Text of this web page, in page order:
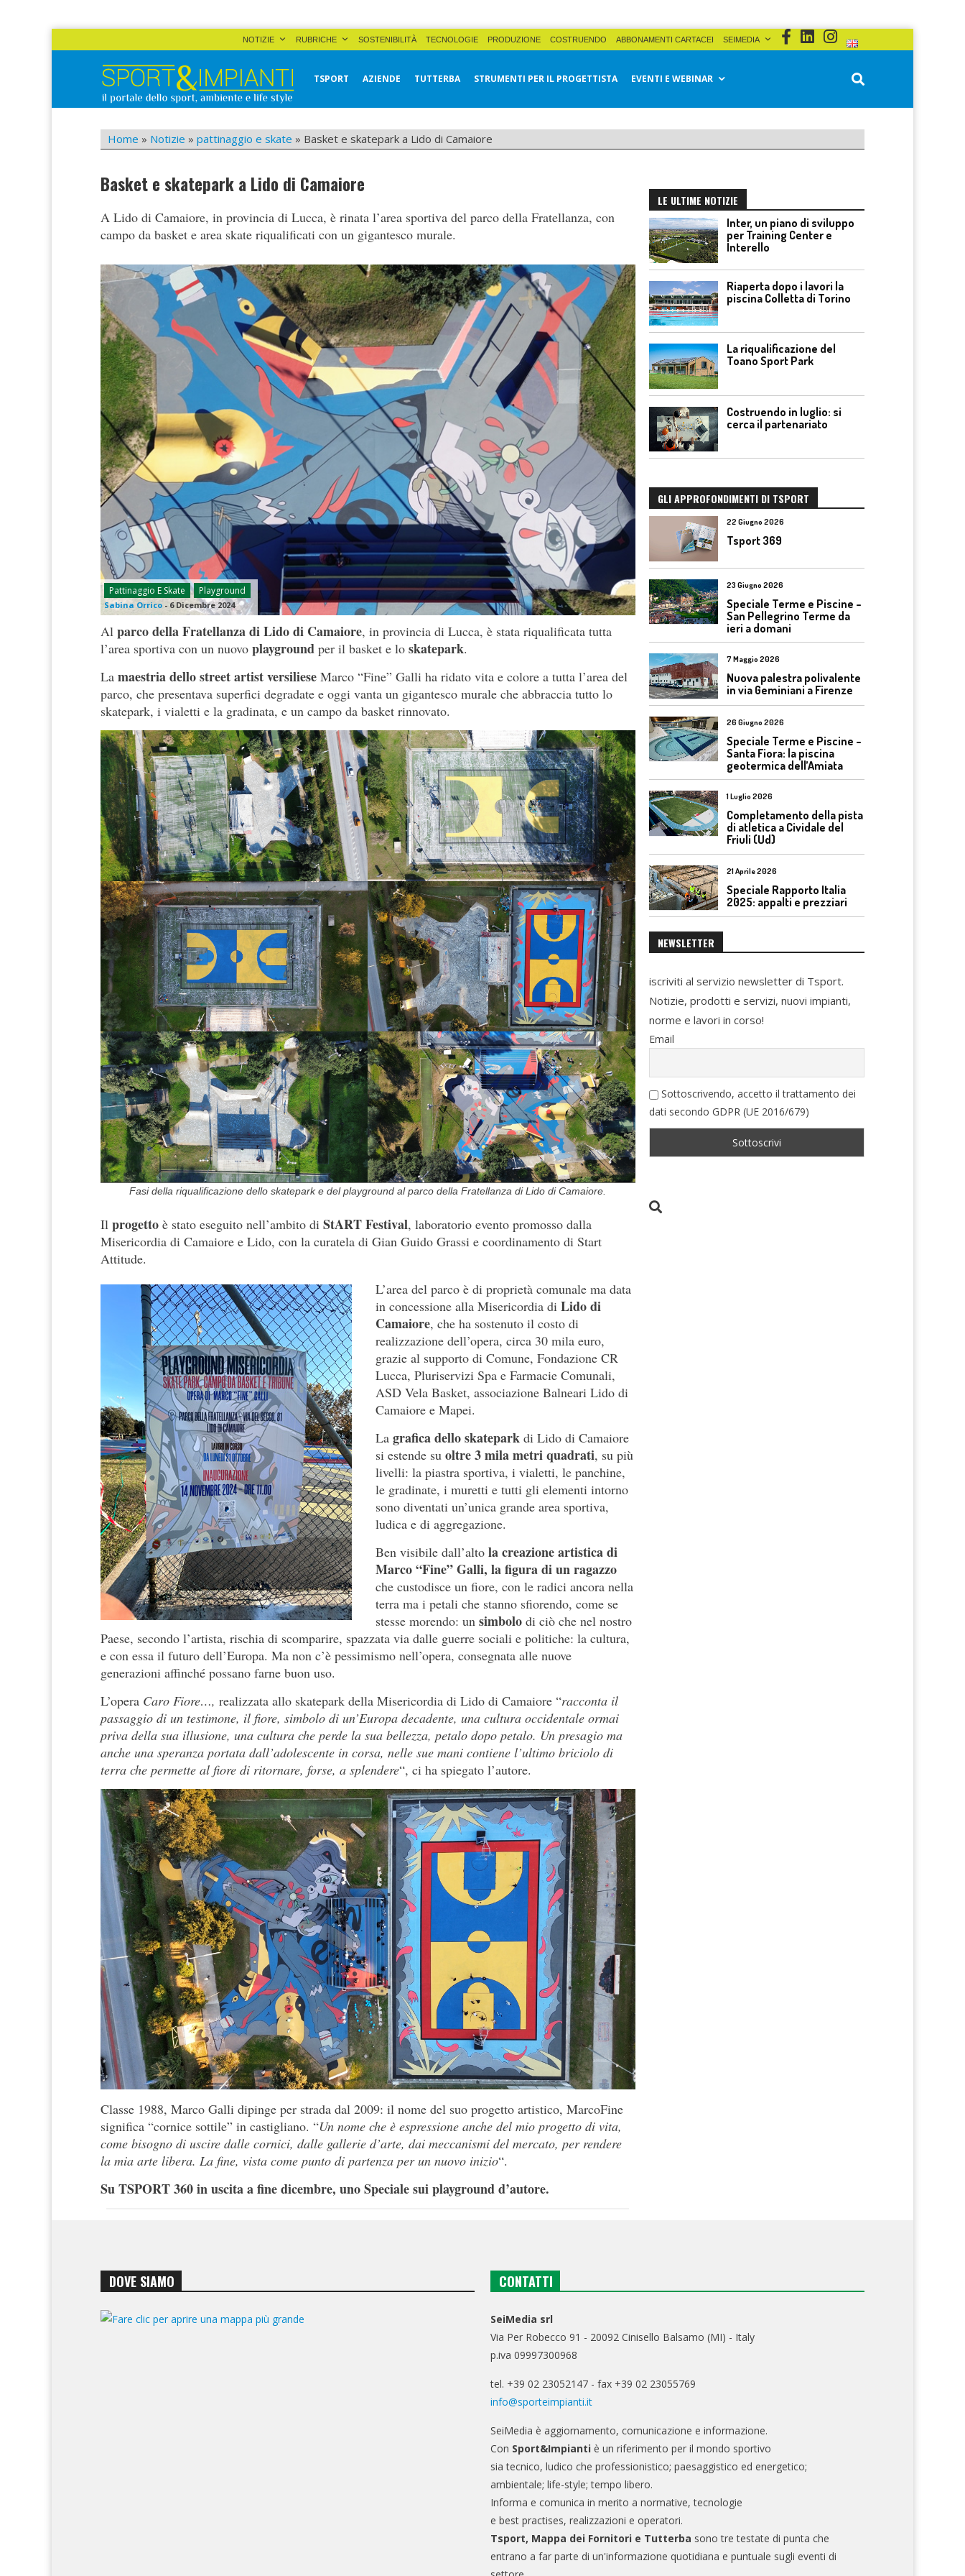
NOTIZIE RUBRICHE SOSTENIBILITÀ TECNOLOGIE PRODUZIONE COSTRUENDO ABBONAMENTI CARTACEI SEIMEDIA
Sport&Impianti
TSPORT AZIENDE TUTTERBA STRUMENTI PER IL PROGETTISTA EVENTI E WEBINAR
Home » Notizie » pattinaggio e skate » Basket e skatepark a Lido di Camaiore
Basket e skatepark a Lido di Camaiore
A Lido di Camaiore, in provincia di Lucca, è rinata l’area sportiva del parco della Fratellanza, con
campo da basket e area skate riqualificati con un gigantesco murale.
Pattinaggio E Skate Playground
Sabina Orrico - 6 Dicembre 2024
Al parco della Fratellanza di Lido di Camaiore, in provincia di Lucca, è stata riqualificata tutta
l’area sportiva con un nuovo playground per il basket e lo skatepark.
La maestria dello street artist versiliese Marco “Fine” Galli ha ridato vita e colore a tutta l’area del
parco, che presentava superfici degradate e oggi vanta un gigantesco murale che abbraccia tutto lo
skatepark, i vialetti e la gradinata, e un campo da basket rinnovato.
Fasi della riqualificazione dello skatepark e del playground al parco della Fratellanza di Lido di Camaiore.
Il progetto è stato eseguito nell’ambito di StART Festival, laboratorio evento promosso dalla
Misericordia di Camaiore e Lido, con la curatela di Gian Guido Grassi e coordinamento di Start
Attitude.
L’area del parco è di proprietà comunale ma data
in concessione alla Misericordia di Lido di
Camaiore, che ha sostenuto il costo di
realizzazione dell’opera, circa 30 mila euro,
grazie al supporto di Comune, Fondazione CR
Lucca, Pluriservizi Spa e Farmacie Comunali,
ASD Vela Basket, associazione Balneari Lido di
Camaiore e Mapei.
La grafica dello skatepark di Lido di Camaiore
si estende su oltre 3 mila metri quadrati, su più
livelli: la piastra sportiva, i vialetti, le panchine,
le gradinate, i muretti e tutti gli elementi intorno
sono diventati un’unica grande area sportiva,
ludica e di aggregazione.
Ben visibile dall’alto lacreazione artistica di
Marco “Fine” Galli, la figura di un ragazzo
che custodisce un fiore, con le radici ancora nella
terra ma i petali che stanno sfiorendo, come se
stesse morendo: un simbolo di ciò che nel nostro
Paese, secondo l’artista, rischia di scomparire, spazzata via dalle guerre sociali e politiche: la cultura,
e con essa il futuro dell’Europa. Ma non c’è pessimismo nell’opera, consegnata alle nuove
generazioni affinché possano farne buon uso.
L’opera Caro Fiore…, realizzata allo skatepark della Misericordia di Lido di Camaiore “racconta il
passaggio di un testimone, il fiore, simbolo di un’Europa decadente, una cultura occidentale ormai
priva della sua illusione, una cultura che perde la sua bellezza, petalo dopo petalo. Un presagio ma
anche una speranza portata dall’adolescente in corsa, nelle sue mani contiene l’ultimo briciolo di
terra che permette al fiore di ritornare, forse, a splendere“, ci ha spiegato l’autore.
Classe 1988, Marco Galli dipinge per strada dal 2009: il nome del suo progetto artistico, MarcoFine
significa “cornice sottile” in castigliano. “Un nome che è espressione anche del mio progetto di vita,
come bisogno di uscire dalle cornici, dalle gallerie d’arte, dai meccanismi del mercato, per rendere
la mia arte libera. La fine, vista come punto di partenza per un nuovo inizio“.
Su TSPORT 360 in uscita a fine dicembre, uno Speciale sui playground d’autore.
LE ULTIME NOTIZIE
Inter, un piano di sviluppo
per Training Center e
Interello
Riaperta dopo i lavori la
piscina Colletta di Torino
La riqualificazione del
Toano Sport Park
Costruendo in luglio: si
cerca il partenariato
GLI APPROFONDIMENTI DI TSPORT
22 Giugno 2026
Tsport 369
23 Giugno 2026
Speciale Terme e Piscine –
San Pellegrino Terme da
ieri a domani
7 Maggio 2026
Nuova palestra polivalente
in via Geminiani a Firenze
26 Giugno 2026
Speciale Terme e Piscine –
Santa Fiora: la piscina
geotermica dell’Amiata
1 Luglio 2026
Completamento della pista
di atletica a Cividale del
Friuli (Ud)
21 Aprile 2026
Speciale Rapporto Italia
2025: appalti e prezziari
NEWSLETTER
iscriviti al servizio newsletter di Tsport.
Notizie, prodotti e servizi, nuovi impianti,
norme e lavori in corso!
Email
Sottoscrivendo, accetto il trattamento dei
dati secondo GDPR (UE 2016/679)
DOVE SIAMO CONTATTI
SeiMedia srl
Via Per Robecco 91 - 20092 Cinisello Balsamo (MI) - Italy
p.iva 09997300968
tel. +39 02 23052147 - fax +39 02 23055769
info@sporteimpianti.it
SeiMedia è aggiornamento, comunicazione e informazione.
Con Sport&Impianti è un riferimento per il mondo sportivo
sia tecnico, ludico che professionistico; paesaggistico ed energetico;
ambientale; life-style; tempo libero.
Informa e comunica in merito a normative, tecnologie
e best practises, realizzazioni e operatori.
Tsport, Mappa dei Fornitori e Tutterba sono tre testate di punta che
entrano a far parte di un'informazione quotidiana e puntuale sugli eventi di